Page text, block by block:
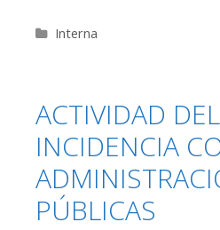
Categorías
Interna
ACTIVIDAD
INCIDENCIA
PÚBLICAS